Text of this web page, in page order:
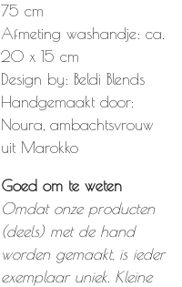
75 cm
Afmeting washandje: ca.
20 x 15 cm
Design by: Beldi Blends
Handgemaakt door:
Noura, ambachtsvrouw
uit Marokko
Goed om te weten
Omdat onze producten
(deels) met de hand
worden gemaakt, is ieder
exemplaar uniek. Kleine